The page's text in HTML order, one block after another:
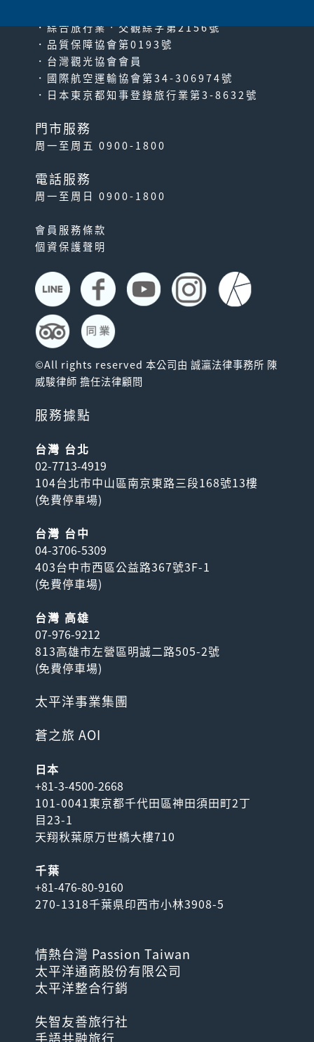
．綜合旅行業‧交觀綜字第2156號
．品質保障協會第0193號
．台灣觀光協會會員
．國際航空運輸協會第34-306974號
．日本東京都知事登錄旅行業第3-8632號
門市服務
周一至周五 0900-1800
電話服務
周一至周日 0900-1800
會員服務條款
個資保護聲明
©All rights reserved 本公司由 誠瀛法律事務所 陳
威駿律師 擔任法律顧問
服務據點
台灣 台北
02-7713-4919
104台北市中山區南京東路三段168號13樓
(免費停車場)
台灣 台中
04-3706-5309
403台中市西區公益路367號3F-1
(免費停車場)
台灣 高雄
07-976-9212
813高雄市左營區明誠二路505-2號
(免費停車場)
太平洋事業集團
蒼之旅 AOI
日本
+81-3-4500-2668
101-0041東京都千代田區神田須田町2丁
目23-1
天翔秋葉原万世橋大樓710
千葉
+81-476-80-9160
270-1318千葉県印西市小林3908-5
情熱台灣 Passion Taiwan
太平洋通商股份有限公司
太平洋整合行銷
失智友善旅行社
手語共融旅行